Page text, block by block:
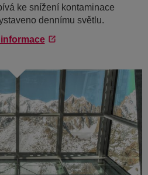
ke snížení kontaminace
dennímu světlu.
informace